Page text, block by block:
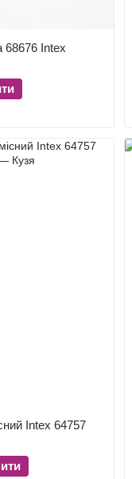
Intex
Intex 64757